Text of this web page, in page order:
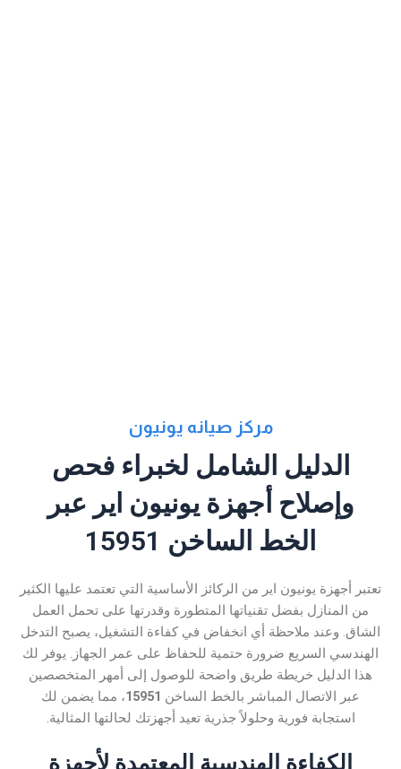
مركز صيانه يونيون
الدليل الشامل لخبراء فحص
وإصلاح أجهزة يونيون اير عبر
الخط الساخن 15951
تعتبر أجهزة يونيون اير من الركائز الأساسية التي تعتمد عليها الكثير
من المنازل بفضل تقنياتها المتطورة وقدرتها على تحمل العمل
الشاق. وعند ملاحظة أي انخفاض في كفاءة التشغيل، يصبح التدخل
الهندسي السريع ضرورة حتمية للحفاظ على عمر الجهاز. يوفر لك
هذا الدليل خريطة طريق واضحة للوصول إلى أمهر المتخصصين
عبر الاتصال المباشر بالخط الساخن 15951، مما يضمن لك
استجابة فورية وحلولاً جذرية تعيد أجهزتك لحالتها المثالية.
الكفاءة الهندسية المعتمدة لأجهزة